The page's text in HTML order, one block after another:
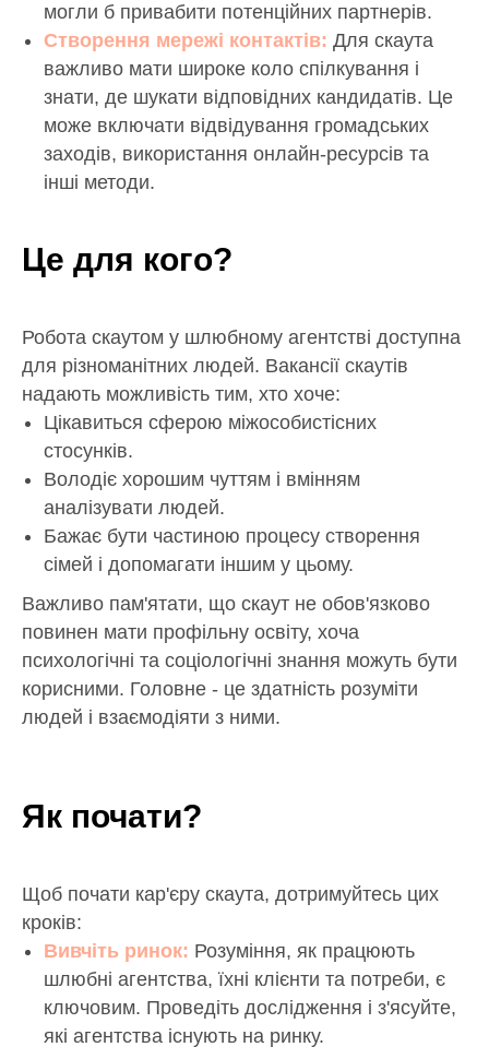
могли б привабити потенційних партнерів.
Створення мережі контактів: Для скаута
важливо мати широке коло спілкування і
знати, де шукати відповідних кандидатів. Це
може включати відвідування громадських
заходів, використання онлайн-ресурсів та
інші методи.
Це для кого?
Робота скаутом у шлюбному агентстві доступна
для різноманітних людей. Вакансії скаутів
надають можливість тим, хто хоче:
Цікавиться сферою міжособистісних
стосунків.
Володіє хорошим чуттям і вмінням
аналізувати людей.
Бажає бути частиною процесу створення
сімей і допомагати іншим у цьому.
Важливо пам'ятати, що скаут не обов'язково
повинен мати профільну освіту, хоча
психологічні та соціологічні знання можуть бути
корисними. Головне - це здатність розуміти
людей і взаємодіяти з ними.
Як почати?
Щоб почати кар'єру скаута, дотримуйтесь цих
кроків:
Вивчіть ринок: Розуміння, як працюють
шлюбні агентства, їхні клієнти та потреби, є
ключовим. Проведіть дослідження і з'ясуйте,
які агентства існують на ринку.